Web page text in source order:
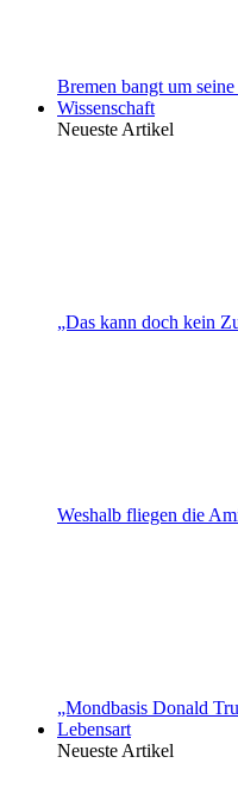
Bremen bangt um
Wissenschaft
Neueste Artikel
„Das kann doch
Weshalb fliegen die
„Mondbasis Donald
Lebensart
Neueste Artikel